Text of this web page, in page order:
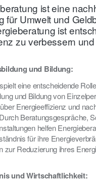
ist eine
für Umwelt und
ist
zu verbessern
und Bildung:
eine entscheidende
und Bildung von
Energieeffizienz und
Beratungsgespräche,
helfen
für ihre
zur Reduzierung ihres
und Wirtschaftlichkeit: